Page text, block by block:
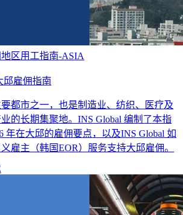
区用工指南-ASIA
邱雇佣指南
都市之一，也是制造业、纺织、医疗及
的长期集聚地。INS Global 编制了本指
年在大邱的雇佣要点，以及INS Global 如
雇主（韩国EOR）服务支持大邱雇佣。